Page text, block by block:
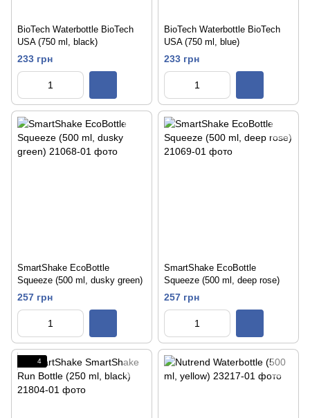
BioTech Waterbottle BioTech
USA (750 ml, black)
233 грн
BioTech Waterbottle BioTech
USA (750 ml, blue)
233 грн
SmartShake EcoBottle
Squeeze (500 ml, dusky green)
257 грн
SmartShake EcoBottle
Squeeze (500 ml, deep rose)
257 грн
4